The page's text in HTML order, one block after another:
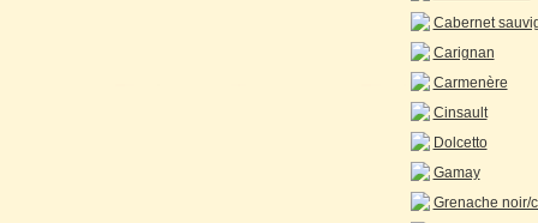
Cabernet
Carignan
Carmenère
Cinsault
Dolcetto
Gamay
Grenache noir/